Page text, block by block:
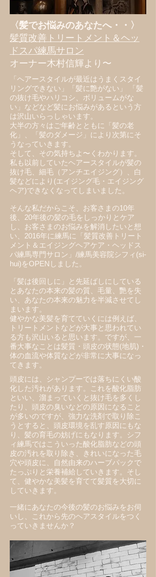
〈髪でお悩みのあなたへ・・〉
髪質改善トリートメント＆ヘッ
ドスパ練馬サロン
オーナー木村信輝より〜
「ヘアースタイルが最近はうまくスタイ
リングできない」「髪に艶がない」 「髪
の抜け毛やハリコシ、ボリュームがな
い」などなど髪にお悩みがあるという方
は沢山いらっしゃいます。
​大半の方々はご年齢とともに「髪の老
化」、「髪のダメージ」により次第にそ
うなっていきます。
そして、その気持ちよ〜くわかります。
私も以前していたヘアースタイルが髪の
抜け毛、細毛（アンチエイジング）、白
髪などにより(エイジング毛・エイジング
ヘア)できなくなってしまいました。
そんな私だからこそ、お客さまの10年
後、20年後の髪の毛をしっかりとケア
し、お客さまのお悩みを解消したいと想
い、2016年に練馬に「髪質改善トリート
メント＆エイジングヘアケア・ヘッドス
パ練馬専門サロン」/練馬美容院シフィ(si-
hui)をOPENしました。
「髪は後回しに」と先延ばしにしている
とあなたの本来の髪の質、毛量、艷を失
い、あなたの本来の魅力を半減させてし
まいます。
​健やかな​美髪を育てていくには例えば、
トリートメントなどが大事と思われてい
る方も沢山いると思います。​ですが、一
番大事なことは髪質・頭皮の状態(地肌)・
体の血流や体質などが非常に大事になっ
てきます。
頭皮には、シャンプーでは落ちにくい酸
化した汚れがあります。これを酸化脂肪
といい、溜まっていくと抜け毛を多くし
たり、頭皮の臭いなどの原因になること
が多いのですが、強力な洗剤で取り除こ
うとすると、頭皮環境を乱す原因にもな
り、髪の育毛の妨げにもなります。シフ
ィ練馬ではこういった酸化脂肪などの頭
皮の汚れを取り除き、きれいになった毛
穴や頭皮に、自然由来のハーブパックで
たっぷりと栄養補給していきます。そし
て、健やかな美髪を育てて髪質を大切に
していきます。
一緒にあなたの今後の髪のお悩みをお伺
いし、これから先のヘアスタイルをつく
っていきませんか？